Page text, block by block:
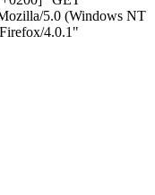
5.0 (Windows NT
4.0.1"